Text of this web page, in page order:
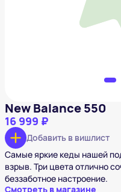
New Balance 550
16 999 ₽
Добавить в вишлист
Самые яркие кеды нашей
взрыв. Три цвета отлично
беззаботное настроение.
Смотреть в магазине